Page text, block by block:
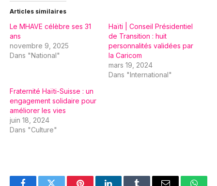
Articles similaires
Le MHAVE célèbre ses 31
ans
novembre 9, 2025
Dans "National"
Haïti | Conseil Présidentiel
de Transition : huit
personnalités validées par
la Caricom
mars 19, 2024
Dans "International"
Fraternité Haïti-Suisse : un
engagement solidaire pour
améliorer les vies
juin 18, 2024
Dans "Culture"